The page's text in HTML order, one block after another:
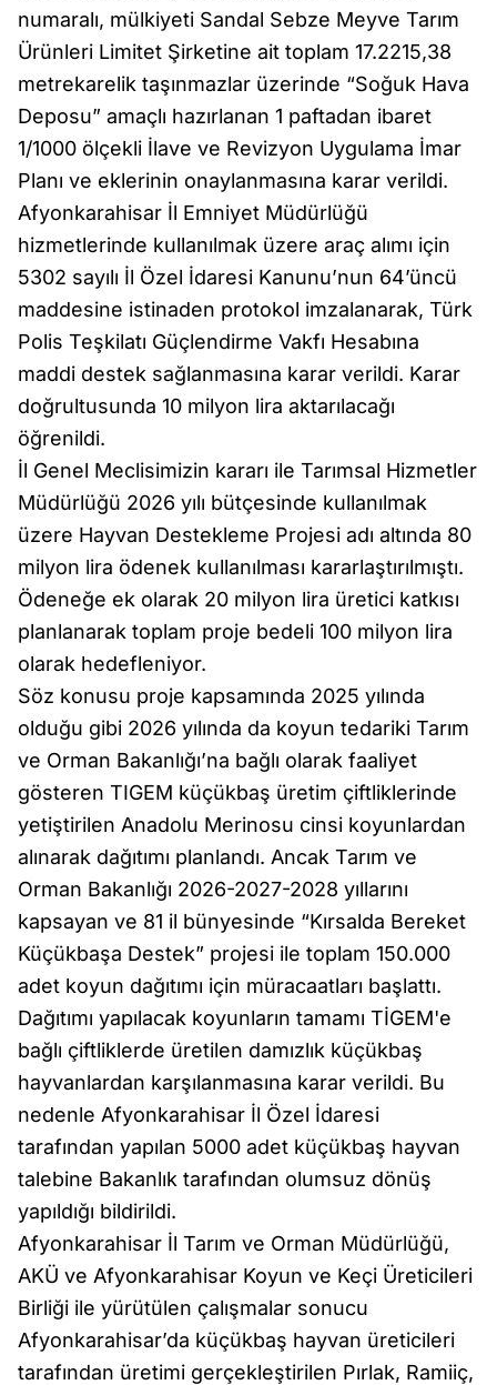
numaralı, mülkiyeti Sandal Sebze Meyve Tarım
Ürünleri Limitet Şirketine ait toplam 17.2215,38
metrekarelik taşınmazlar üzerinde “Soğuk Hava
Deposu” amaçlı hazırlanan 1 paftadan ibaret
1/1000 ölçekli İlave ve Revizyon Uygulama İmar
Planı ve eklerinin onaylanmasına karar verildi.
Afyonkarahisar İl Emniyet Müdürlüğü
hizmetlerinde kullanılmak üzere araç alımı için
5302 sayılı İl Özel İdaresi Kanunu’nun 64’üncü
maddesine istinaden protokol imzalanarak, Türk
Polis Teşkilatı Güçlendirme Vakfı Hesabına
maddi destek sağlanmasına karar verildi. Karar
doğrultusunda 10 milyon lira aktarılacağı
öğrenildi.
İl Genel Meclisimizin kararı ile Tarımsal Hizmetler
Müdürlüğü 2026 yılı bütçesinde kullanılmak
üzere Hayvan Destekleme Projesi adı altında 80
milyon lira ödenek kullanılması kararlaştırılmıştı.
Ödeneğe ek olarak 20 milyon lira üretici katkısı
planlanarak toplam proje bedeli 100 milyon lira
olarak hedefleniyor.
Söz konusu proje kapsamında 2025 yılında
olduğu gibi 2026 yılında da koyun tedariki Tarım
ve Orman Bakanlığı’na bağlı olarak faaliyet
gösteren TIGEM küçükbaş üretim çiftliklerinde
yetiştirilen Anadolu Merinosu cinsi koyunlardan
alınarak dağıtımı planlandı. Ancak Tarım ve
Orman Bakanlığı 2026-2027-2028 yıllarını
kapsayan ve 81 il bünyesinde “Kırsalda Bereket
Küçükbaşa Destek” projesi ile toplam 150.000
adet koyun dağıtımı için müracaatları başlattı.
Dağıtımı yapılacak koyunların tamamı TİGEM'e
bağlı çiftliklerde üretilen damızlık küçükbaş
hayvanlardan karşılanmasına karar verildi. Bu
nedenle Afyonkarahisar İl Özel İdaresi
tarafından yapılan 5000 adet küçükbaş hayvan
talebine Bakanlık tarafından olumsuz dönüş
yapıldığı bildirildi.
Afyonkarahisar İl Tarım ve Orman Müdürlüğü,
AKÜ ve Afyonkarahisar Koyun ve Keçi Üreticileri
Birliği ile yürütülen çalışmalar sonucu
Afyonkarahisar’da küçükbaş hayvan üreticileri
tarafından üretimi gerçekleştirilen Pırlak, Ramiiç,